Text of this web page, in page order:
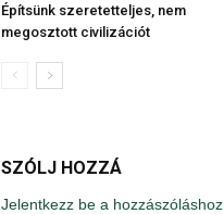
Építsünk szeretetteljes, nem
megosztott civilizációt
SZÓLJ HOZZÁ
Jelentkezz be a hozzászóláshoz